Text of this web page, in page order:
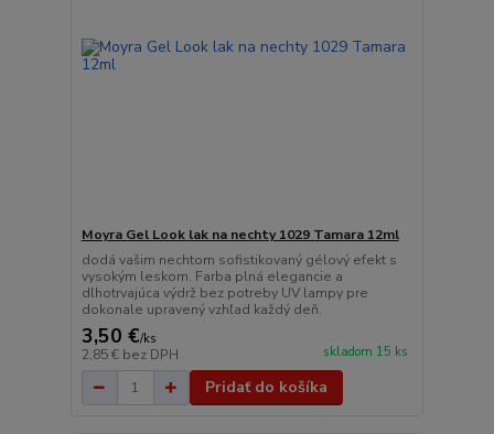
Moyra Gel Look lak na nechty 1029 Tamara 12ml
dodá vašim nechtom sofistikovaný gélový efekt s
vysokým leskom. Farba plná elegancie a
dlhotrvajúca výdrž bez potreby UV lampy pre
dokonale upravený vzhľad každý deň.
3,50 €/ks
2,85 € bez DPH skladom 15 ks
Pridať do košíka